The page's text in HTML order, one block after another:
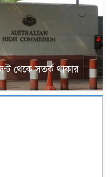
থেকে সতর্ক থাকার